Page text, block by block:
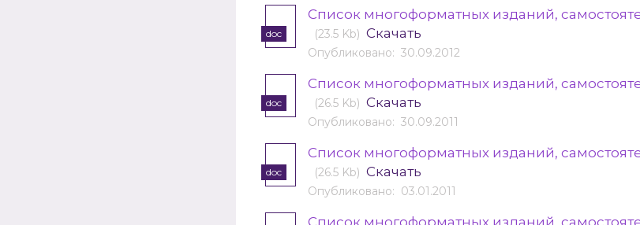
doc
Cписок многоформатных изданий,
(23.5 Kb) Скачать
Опубликовано: 30.09.2012
doc
Cписок многоформатных изданий,
(26.5 Kb) Скачать
Опубликовано: 30.09.2011
doc
Список многоформатных изданий,
(26.5 Kb) Скачать
Опубликовано: 03.01.2011
Cписок многоформатных изданий,